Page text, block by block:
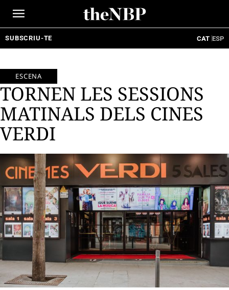
SUBSCRIU-TE CAT ESP
ESCENA
TORNEN LES SESSIONS
MATINALS DELS CINES
VERDI